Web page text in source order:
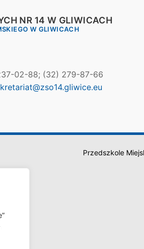
NR 14 W GLIWICACH
W GLIWICACH
02-88; (32) 279-87-66
Przedszkole